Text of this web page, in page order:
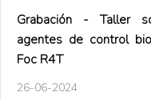
Grabación - Taller
agentes de control
Foc R4T
26-06-2024